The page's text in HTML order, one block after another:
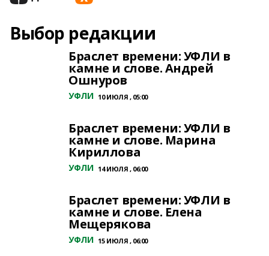
Выбор редакции
Браслет времени: УФЛИ в
камне и слове. Андрей
Ошнуров
УФЛИ 10 ИЮЛЯ , 05:00
Браслет времени: УФЛИ в
камне и слове. Марина
Кириллова
УФЛИ 14 ИЮЛЯ , 06:00
Браслет времени: УФЛИ в
камне и слове. Елена
Мещерякова
УФЛИ 15 ИЮЛЯ , 06:00